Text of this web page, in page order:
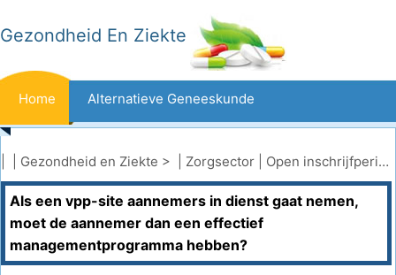
Gezondheid En Ziekte
Home Alternatieve Geneeskunde
Beten En Steken Kanker
Aandoeningen En Behandelingen Mond- En Tandzorg
Dieet En Voeding Gezinsgezondheid Zorgsector
Gezondheid en Ziekte > | Zorgsector Open inschrijfperiode (OEP)
Als een vpp-site aannemers in dienst gaat nemen,
moet de aannemer dan een effectief
managementprogramma hebben?